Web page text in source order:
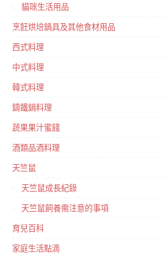
貓咪生活用品
烹飪烘培鍋具及其他食材用品
西式料理
中式料理
韓式料理
鑄鐵鍋料理
蔬果果汁蜜餞
酒類品酒料理
天竺鼠
天竺鼠成長紀錄
天竺鼠飼養需注意的事項
育兒百科
家庭生活點滴